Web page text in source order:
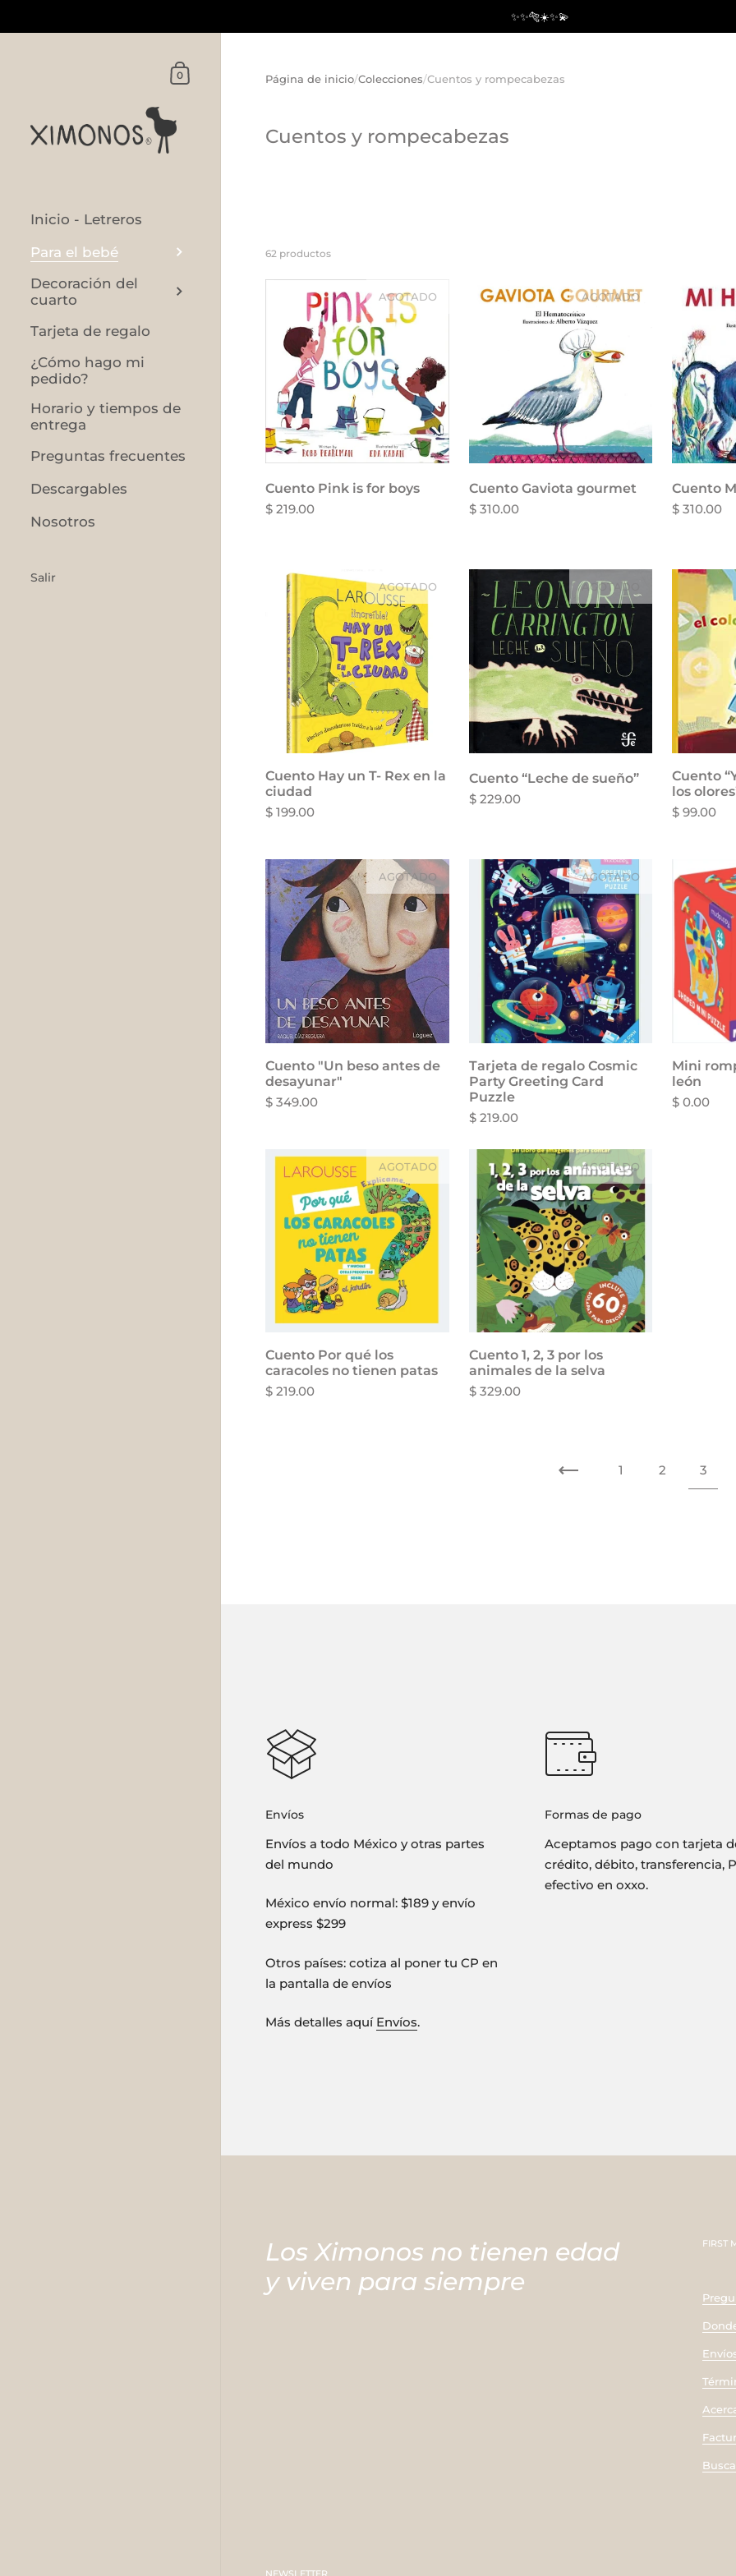
✨✨🐅☀️✨💫
Carrito
0
Inicio - Letreros
Para el bebé
Decoración del
cuarto
Tarjeta de regalo
¿Cómo hago mi
pedido?
Horario y tiempos de
entrega
Preguntas frecuentes
Descargables
Nosotros
Salir
Página de inicio/Colecciones/Cuentos y rompecabezas
Cuentos y rompecabezas
62 productos
Cuento Pink is for boys
$ 219.00
AGOTADO
Cuento Gaviota gourmet
$ 310.00
AGOTADO
Cuento
$ 310.00
Cuento Hay un T- Rex en la
ciudad
$ 199.00
AGOTADO
Cuento “Leche de sueño”
$ 229.00
AGOTADO
Cuento
los
$ 99.00
Cuento "Un beso antes de
desayunar"
$ 349.00
AGOTADO
Tarjeta de regalo Cosmic
Party Greeting Card
Puzzle
$ 219.00
AGOTADO
Mini
león
$ 0.00
Cuento Por qué los
caracoles no tienen patas
$ 219.00
AGOTADO
Cuento 1, 2, 3 por los
animales de la selva
$ 329.00
AGOTADO
Anterior1 2 3
Envíos
Envíos a todo México y otras partes
del mundo
México envío normal: $189 y envío
express $299
Otros países: cotiza al poner tu CP en
la pantalla de envíos
Más detalles aquí Envíos.
Formas de pago
Aceptamos pago con tarjeta
crédito, débito, transferencia,
efectivo en oxxo.
Los Ximonos no tienen edad
y viven para siempre
FIRST
NEWSLETTER